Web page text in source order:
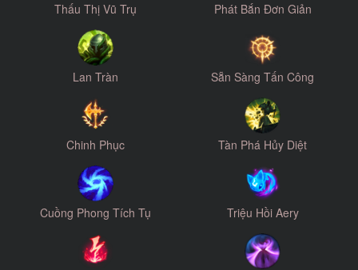
Thấu Thị Vũ Trụ Phát Bắn Đơn Giản
Lan Tràn Sẵn Sàng Tấn Công
Chinh Phục Tàn Phá Hủy Diệt
Cuồng Phong Tích Tụ Triệu Hồi Aery